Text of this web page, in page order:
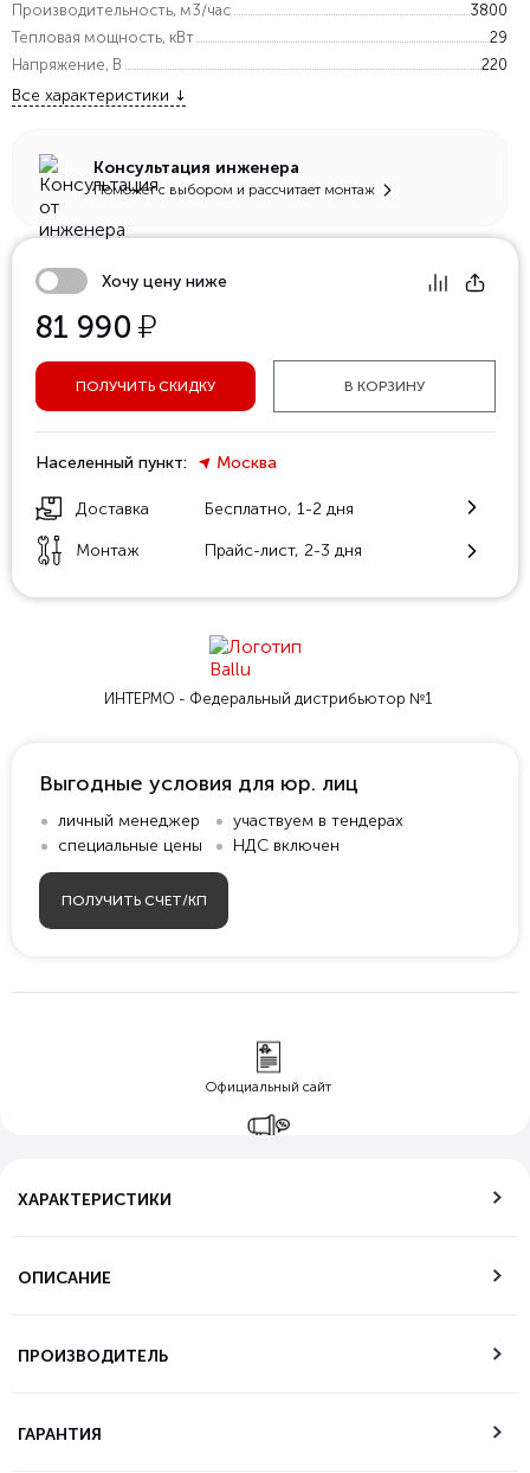
Производительность, м3/час
3800
Тепловая мощность, кВт
29
Напряжение, В
220
Все характеристики
Консультация инженера
Поможет с выбором и рассчитает монтаж
Хочу цену ниже
81 990 у
ПОЛУЧИТЬ СКИДКУ В КОРЗИНУ
Населенный пункт: Москва
Доставка Бесплатно, 1-2 дня
Монтаж Прайс-лист, 2-3 дня
ИНТЕРМО - Федеральный дистрибьютор №1
Выгодные условия для юр. лиц
личный менеджер
специальные цены
участвуем в тендерах
НДС включен
ПОЛУЧИТЬ СЧЕТ/КП
Официальный сайт
ХАРАКТЕРИСТИКИ
ОПИСАНИЕ
ПРОИЗВОДИТЕЛЬ
ГАРАНТИЯ